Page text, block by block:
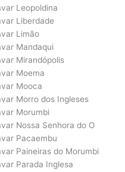
Leopoldina
Liberdade
Limão
Mandaqui
Mirandópolis
Moema
Mooca
Morro dos Ingleses
Morumbi
Nossa Senhora do O
Pacaembu
Paineiras do Morumbi
Parada Inglesa